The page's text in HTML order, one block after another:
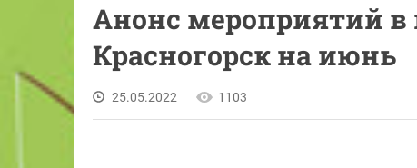
Анонс мероприятий в
Красногорск на июнь
25.05.2022 1103